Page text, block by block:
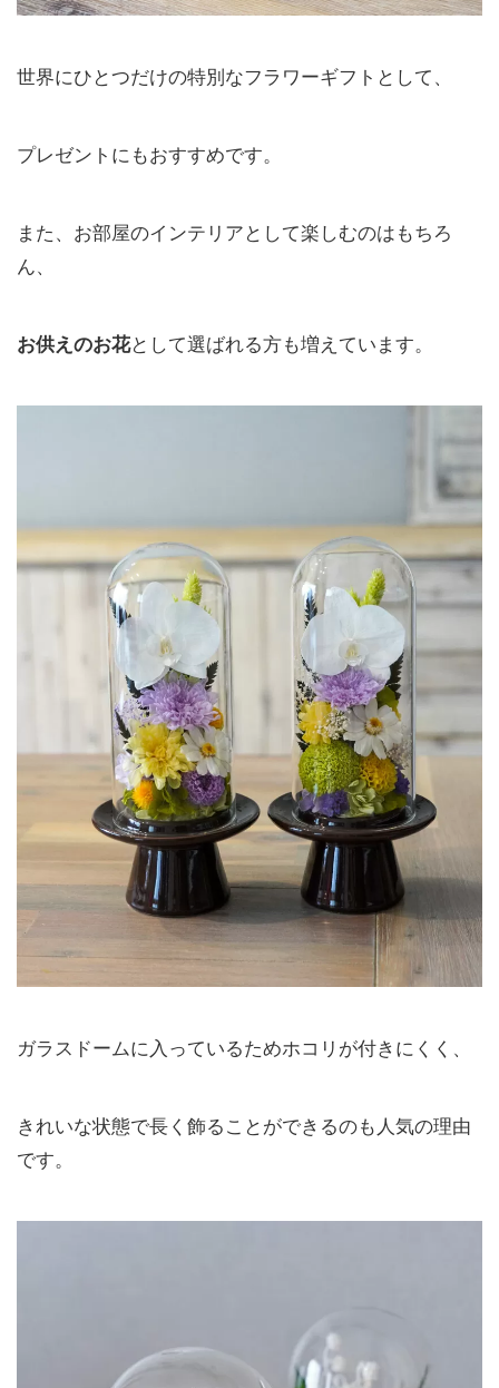
世界にひとつだけの特別なフラワーギフトとして、
プレゼントにもおすすめです。
また、お部屋のインテリアとして楽しむのはもちろ
ん、
お供えのお花として選ばれる方も増えています。
ガラスドームに入っているためホコリが付きにくく、
きれいな状態で長く飾ることができるのも人気の理由
です。